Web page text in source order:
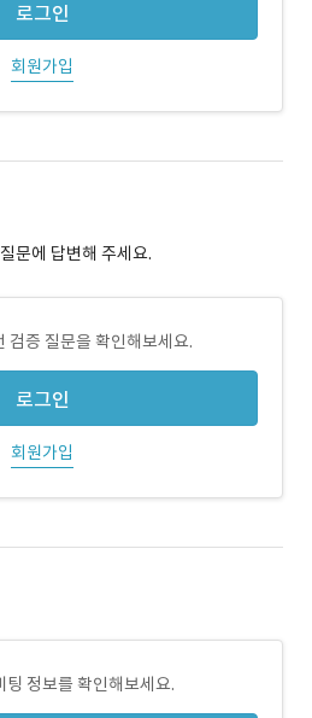
로그인
회원가입
문에 답변해 주세요.
검증 질문을 확인해보세요.
로그인
회원가입
팅 정보를 확인해보세요.